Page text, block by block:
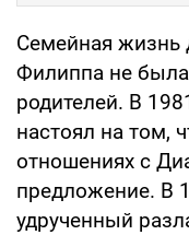
Семейная жизнь
Филиппа не была
родителей. В
настоял на том,
отношениях с
предложение. В
удрученный